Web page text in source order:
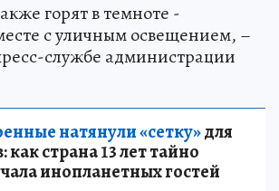
горят в темноте -
с уличным освещением, –
службе администрации
натянули «сетку»для
страна 13 лет тайно
инопланетных гостей